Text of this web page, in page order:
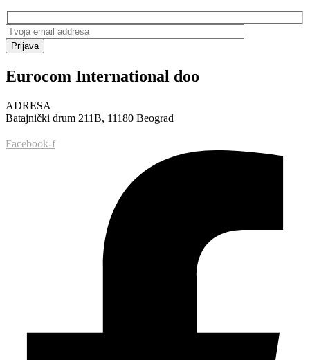
Prijava
Eurocom International doo
ADRESA
Batajnički drum 211B, 11180 Beograd
Facebook-f